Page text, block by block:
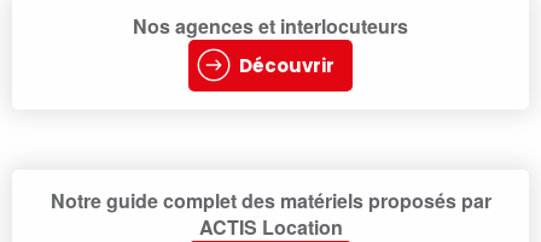
Nos agences et interlocuteurs
Découvrir
Notre guide complet des matériels proposés par
ACTIS Location